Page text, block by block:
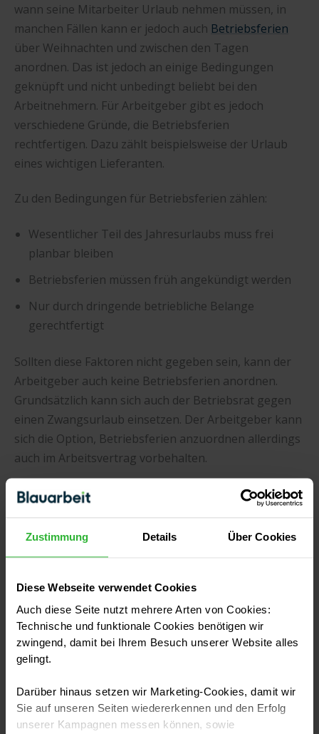
Zustimmung Details Über Cookies
Diese Webseite verwendet Cookies
Auch diese Seite nutzt mehrere Arten von Cookies:
Technische und funktionale Cookies benötigen wir
zwingend, damit bei Ihrem Besuch unserer Website alles
gelingt.
Darüber hinaus setzen wir Marketing-Cookies, damit wir
Sie auf unseren Seiten wiedererkennen und den Erfolg
unserer Kampagnen messen können, sowie
wann seine Mitarbeiter Urlaub nehmen müssen, in
manchen Fällen kann er jedoch auch Betriebsferien
über Weihnachten und zwischen den Tagen
anordnen. Das ist jedoch an einige Bedingungen
geknüpft und nicht unbedingt beliebt bei den
Arbeitnehmern. Für Arbeitgeber gibt es jedoch
verschiedene Gründe, die Betriebsferien
rechtfertigen. Dazu zählt beispielsweise der Urlaub
eines wichtigen Lieferanten.
Zu den Bedingungen für Betriebsferien zählen:
Wesentlicher Teil des Jahresurlaubs muss frei
planbar bleiben
Betriebsferien müssen früh angekündigt werden
Nur durch dringende betriebliche Belange
gerechtfertigt
Sollten diese Faktoren nicht gegeben sein, kann der
Arbeitgeber auch keine Betriebsferien anordnen.
Grundsätzlich kann sich auch der Betriebsrat gegen
einen Zwangsurlaub einsetzen. Der Arbeitgeber kann
sich die Option, Betriebsferien anzuordnen allerdings
auch im Arbeitsvertrag vorbehalten.
Grundsätzlich müssen Betriebsferien auch nicht für
das ganze Unternehmen gelten, sondern können
auch nur für bestimmte Abteilungen angeordnet
Achtung: Die freien Tage während der Betriebsferien
werden Arbeitnehmern ganz normal vom Urlaub
abgezogen.
Bildquelle: Kurhan/stock.adobe.com